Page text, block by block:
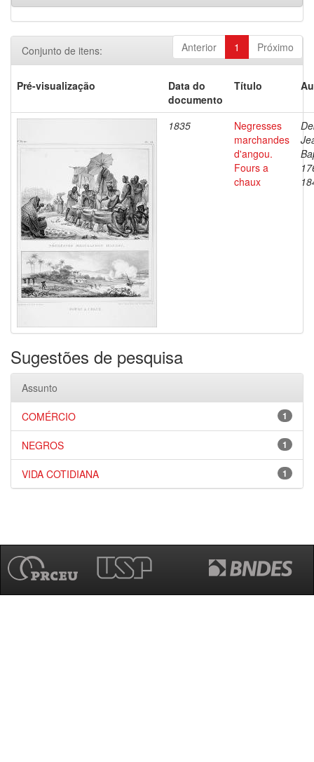
Anterior 1 Próximo
Conjunto de itens:
Pré-visualização
Data do
documento
Título
1835
Negresses
marchandes
d'angou.
Fours a
chaux
Sugestões de pesquisa
Assunto
1
COMÉRCIO
1
NEGROS
1
VIDA COTIDIANA